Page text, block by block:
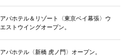
アパホテル＆リゾート〈東京ベイ幕張〉ウ
エストウイングオープン。
アパホテル〈新橋 虎ノ門〉オープン。